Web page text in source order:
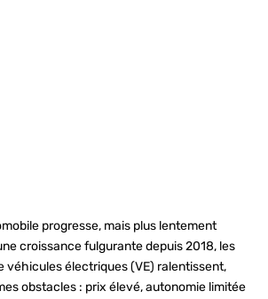
progresse, mais plus lentement
croissance fulgurante depuis 2018, les
véhicules électriques (VE) ralentissent,
obstacles : prix élevé, autonomie limitée